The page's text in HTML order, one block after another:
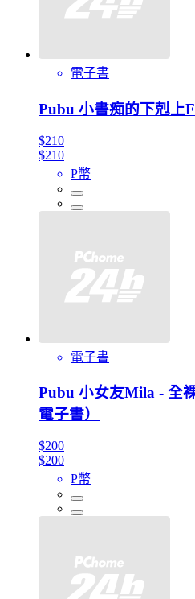
電子書
Pubu 小書痴的下剋上
$210
$210
P幣
電子書
Pubu 小女友Mila - 全
電子書）
$200
$200
P幣